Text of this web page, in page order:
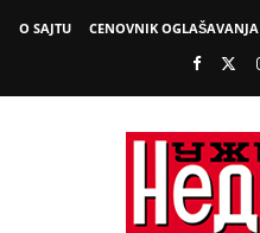
O SAJTU CENOVNIK OGLAŠAVANJA